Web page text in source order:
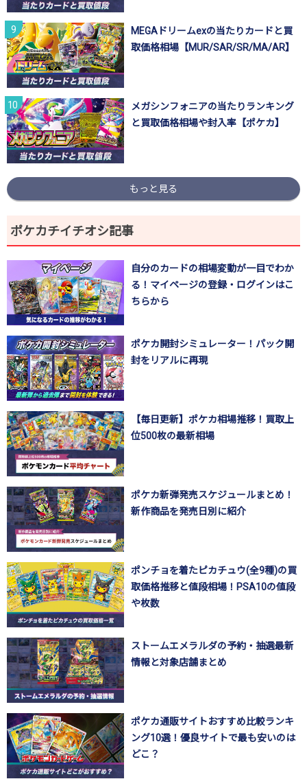
MEGAドリームexの当たりカードと買
取価格相場【MUR/SAR/SR/MA/AR】
メガシンフォニアの当たりランキング
と買取価格相場や封入率【ポケカ】
もっと見る
ポケカチイチオシ記事
自分のカードの相場変動が一目でわか
る！マイページの登録・ログインはこ
ちらから
ポケカ開封シミュレーター！パック開
封をリアルに再現
【毎日更新】ポケカ相場推移！買取上
位500枚の最新相場
ポケカ新弾発売スケジュールまとめ！
新作商品を発売日別に紹介
ポンチョを着たピカチュウ(全9種)の買
取価格推移と値段相場！PSA10の値段
や枚数
ストームエメラルダの予約・抽選最新
情報と対象店舗まとめ
ポケカ通販サイトおすすめ比較ランキ
ング10選！優良サイトで最も安いのは
どこ？